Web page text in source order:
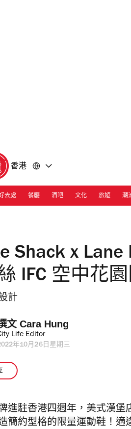
香港
去處 餐廳 酒吧 文化 旅遊 潮
Shack x
IFC 空中花
計
文 Cara Hung
Life Editor
年10月26日星期三
進駐香港四週年，美式漢堡
簡約型格的限量運動鞋！適